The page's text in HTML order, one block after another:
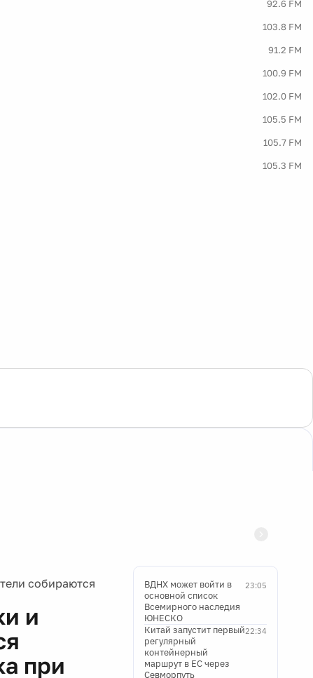
92.6 FM
103.8 FM
91.2 FM
100.9 FM
102.0 FM
105.5 FM
105.7 FM
105.3 FM
собираются
и
при
23:05
ВДНХ может войти в
основной список
Всемирного наследия
ЮНЕСКО
22:34
Китай запустит первый
регулярный
контейнерный
маршрут в ЕС через
Севморпуть